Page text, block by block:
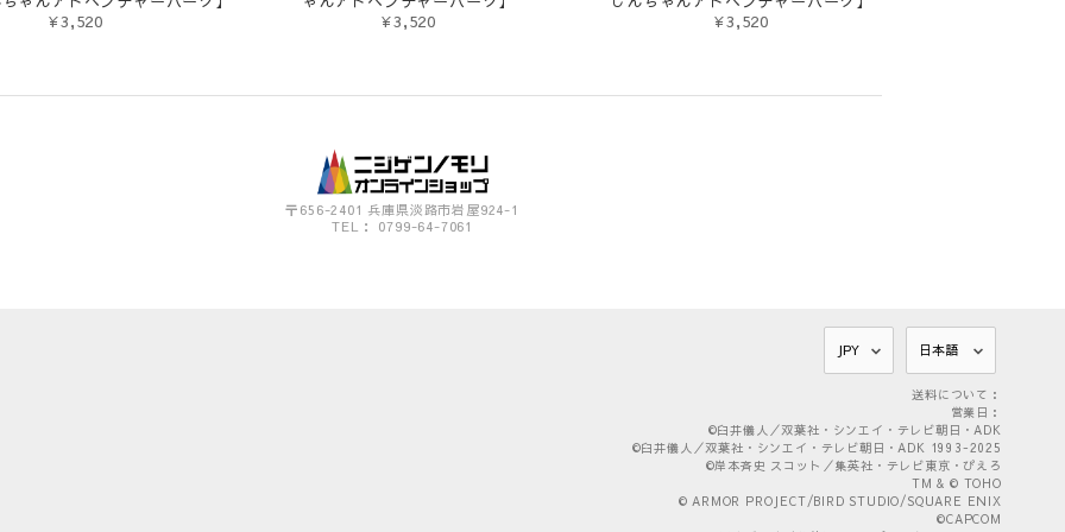
¥3,520
¥3,520
¥3,520
〒656-2401 兵庫県淡路市岩屋924-1
TEL： 0799-64-7061
送料について：
営業日：
©臼井儀人／双葉社・シンエイ・テレビ朝日・ADK
©臼井儀人／双葉社・シンエイ・テレビ朝日・ADK 1993-2025
©岸本斉史 スコット／集英社・テレビ東京・ぴえろ
TM & © TOHO
© ARMOR PROJECT/BIRD STUDIO/SQUARE ENIX
©CAPCOM